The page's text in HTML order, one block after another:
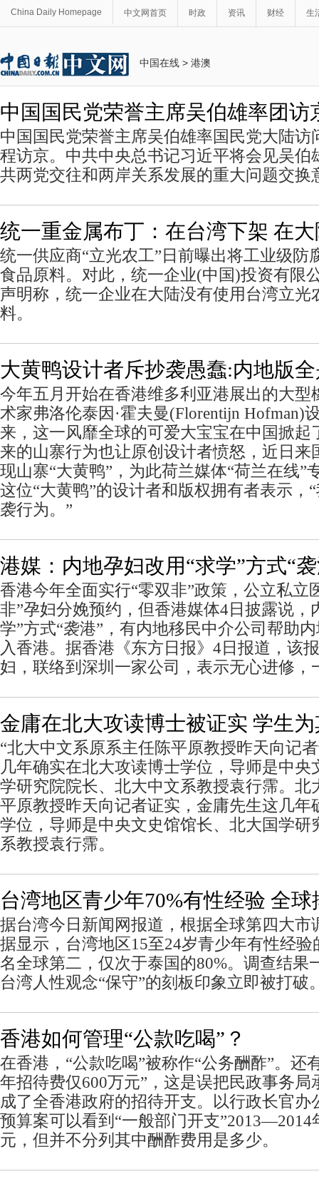
China Daily Homepage 中文网首页 时政 资讯 财经 生
中国在线 > 港澳
中国国民党荣誉主席吴伯雄率团访
中国国民党荣誉主席吴伯雄率国民党大陆访
程访京。中共中央总书记习近平将会见吴伯
共两党交往和两岸关系发展的重大问题交换
统一重金属布丁：在台湾下架 在
统一供应商“立光农工”日前曝出将工业级防
食品原料。对此，统一企业(中国)投资有限
声明称，统一企业在大陆没有使用台湾立光
料。
大黄鸭设计者斥抄袭愚蠢:内地版
今年五月开始在香港维多利亚港展出的大型
术家弗洛伦泰因·霍夫曼(Florentijn Hofman)
来，这一风靡全球的可爱大宝宝在中国掀起
来的山寨行为也让原创设计者愤怒，近日来
现山寨“大黄鸭”，为此荷兰媒体“荷兰在线”
这位“大黄鸭”的设计者和版权拥有者表示，
袭行为。”
港媒：内地孕妇改用“求学”方式“
香港今年全面实行“零双非”政策，公立私立
非”孕妇分娩预约，但香港媒体4日披露说，
学”方式“袭港”，有内地移民中介公司帮助
入香港。据香港《东方日报》4日报道，该
妇，联络到深圳一家公司，表示无心进修，
金庸在北大攻读博士被证实 学生
“北大中文系原系主任陈平原教授昨天向记
几年确实在北大攻读博士学位，导师是中央
学研究院院长、北大中文系教授袁行霈。北
平原教授昨天向记者证实，金庸先生这几年
学位，导师是中央文史馆馆长、北大国学研
系教授袁行霈。
台湾地区青少年70%有性经验 全
据台湾今日新闻网报道，根据全球第四大市
据显示，台湾地区15至24岁青少年有性经验
名全球第二，仅次于泰国的80%。调查结果
台湾人性观念“保守”的刻板印象立即被打破
香港如何管理“公款吃喝”？
在香港，“公款吃喝”被称作“公务酬酢”。还
年招待费仅600万元”，这是误把民政事务局
成了全香港政府的招待开支。以行政长官办
预算案可以看到“一般部门开支”2013—2014
元，但并不分列其中酬酢费用是多少。